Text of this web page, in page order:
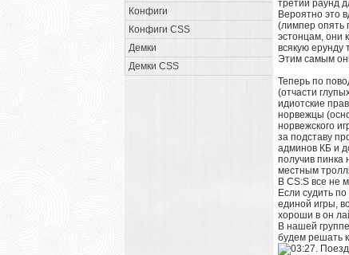
Конфиги
Конфиги CSS
Демки
Демки CSS
третий раунд
Вероятно это
(лимпер опять
эстонцам, они
всякую ерунду
Этим самым
Теперь по
(отчасти
идиотские
норвежцы
норвежского
за подставу
админов КБ и
получив пинка
местным
В CS:S все не
Если судить
единой игры,
хороши в он
В нашей
будем решать